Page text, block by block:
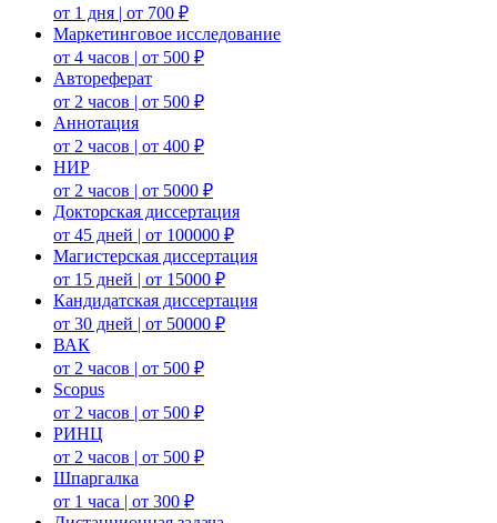
от 1 дня | от 700 ₽
Маркетинговое исследование
от 4 часов | от 500 ₽
Автореферат
от 2 часов | от 500 ₽
Аннотация
от 2 часов | от 400 ₽
НИР
от 2 часов | от 5000 ₽
Докторская диссертация
от 45 дней | от 100000 ₽
Магистерская диссертация
от 15 дней | от 15000 ₽
Кандидатская диссертация
от 30 дней | от 50000 ₽
ВАК
от 2 часов | от 500 ₽
Scopus
от 2 часов | от 500 ₽
РИНЦ
от 2 часов | от 500 ₽
Шпаргалка
от 1 часа | от 300 ₽